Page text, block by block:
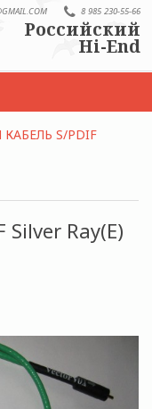
8 985 230-55-66
Российский
Hi-End
S/PDIF
Ray(Е)